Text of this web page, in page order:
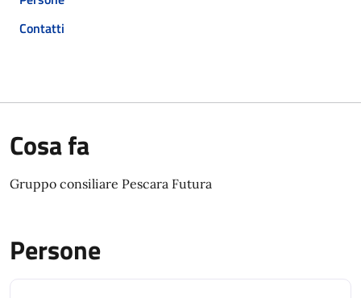
Contatti
Cosa fa
Gruppo consiliare Pescara Futura
Persone